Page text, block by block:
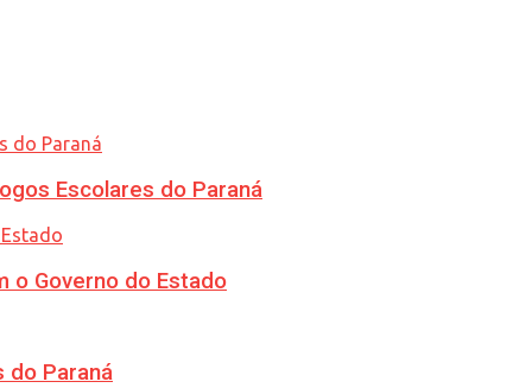
Escolares do Paraná
o Governo do Estado
do Paraná